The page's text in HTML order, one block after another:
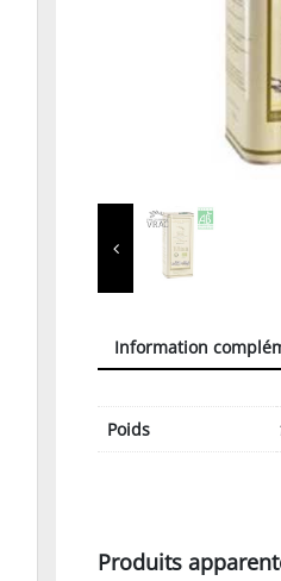
Information
Poids
Produits